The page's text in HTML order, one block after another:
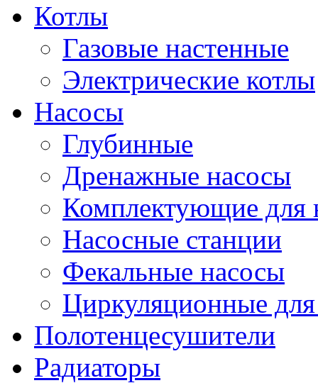
Котлы
Газовые настенные
Электрические котлы
Насосы
Глубинные
Дренажные насосы
Комплектующие для
Насосные станции
Фекальные насосы
Циркуляционные для
Полотенцесушители
Радиаторы